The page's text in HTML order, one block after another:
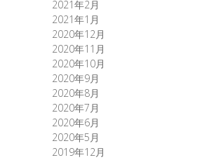
2021年2月
2021年1月
2020年12月
2020年11月
2020年10月
2020年9月
2020年8月
2020年7月
2020年6月
2020年5月
2019年12月